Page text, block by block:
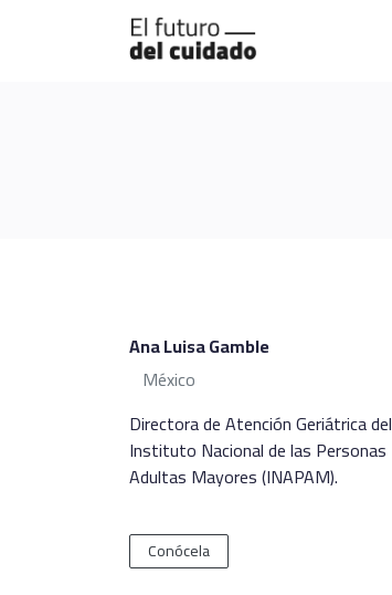
Ana Luisa Gamble
México
Directora de Atención Geriátrica del
Instituto Nacional de las Personas
Adultas Mayores (INAPAM).
Conócela